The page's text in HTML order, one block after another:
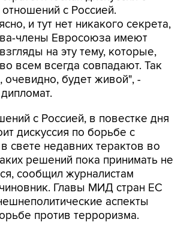
с Россией.
и тут нет никакого секрета,
члены Евросоюза имеют
на эту тему, которые,
всем всегда совпадают. Так
очевидно, будет живой", -
с Россией, в повестке дня
дискуссия по борьбе с
свете недавних терактов во
решений пока принимать не
сообщил журналистам
Главы МИД стран ЕС
аспекты
против терроризма.